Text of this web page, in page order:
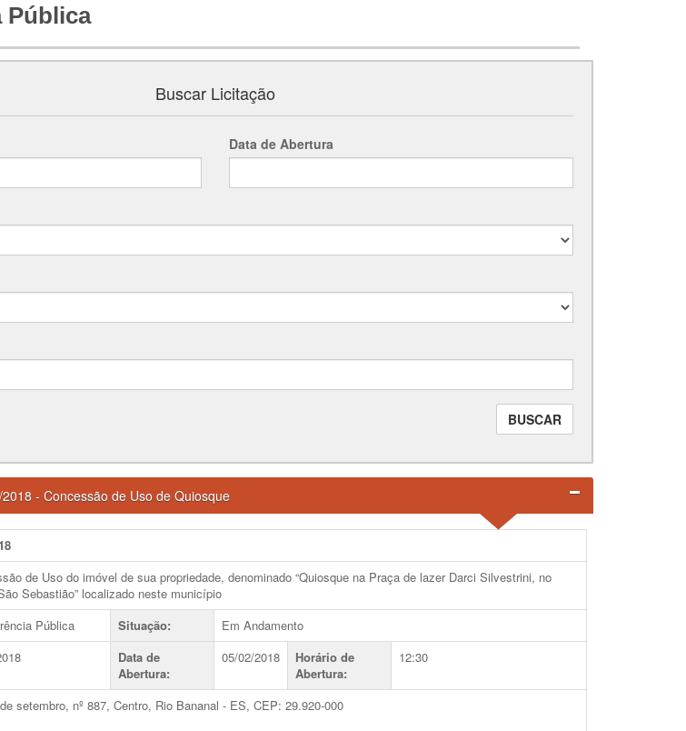
Pública
Buscar Licitação
Data de Abertura
BUSCAR
- Concessão de Uso de Quiosque
de Uso do imóvel de sua propriedade, denominado “Quiosque na Praça de lazer Darci Silvestrini, no
Sebastião” localizado neste município
Pública Situação:
Em Andamento
Data de
Abertura:
05/02/2018
Horário de
Abertura:
12:30
setembro, nº 887, Centro, Rio Bananal - ES, CEP: 29.920-000